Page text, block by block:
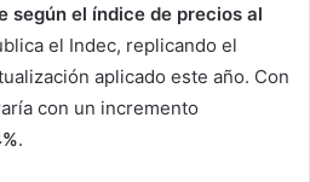
según el índice de precios al
el Indec, replicando el
aplicado este año. Con
con un incremento
.